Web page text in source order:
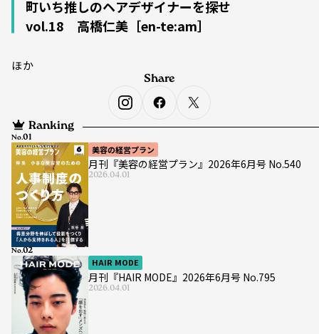
町いち推しのヘアデザイナーを探せ
vol.18 高橋仁美［en-te:am］
ほか
Ranking
美容の経営プラン
月刊『美容の経営プラン』2026年6月号 No.540
2026.04.01
No.
HAIR MODE
月刊『HAIR MODE』2026年6月号 No.795
2026.04.01
No.
Share